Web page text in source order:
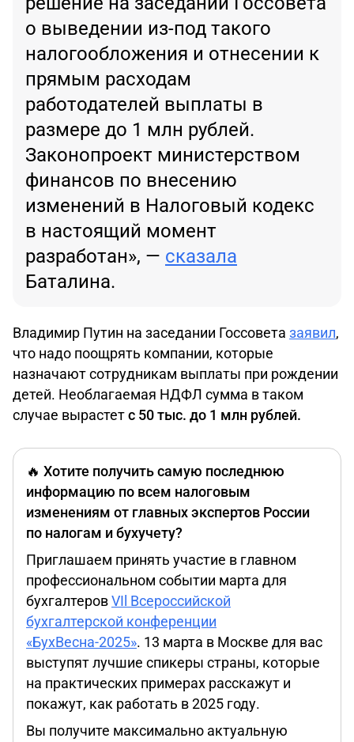
о выведении из-под такого
налогообложения и отнесении к
прямым расходам
работодателей выплаты в
размере до 1 млн рублей.
Законопроект министерством
финансов по внесению
изменений в Налоговый кодекс
в настоящий момент
разработан», — сказала
Баталина.
Владимир Путин на заседании Госсовета заявил,
что надо поощрять компании, которые
назначают сотрудникам выплаты при рождении
детей. Необлагаемая НДФЛ сумма в таком
случае вырастетс 50 тыс. до 1 млн рублей.
🔥 Хотите получить самую последнюю
информацию по всем налоговым
изменениям от главных экспертов России
по налогам и бухучету?
Приглашаем принять участие в главном
профессиональном событии марта для
бухгалтеровVIl Всероссийской
бухгалтерской конференции
«БухВесна-2025». 13 марта в Москве для вас
выступят лучшие спикеры страны, которые
на практических примерах расскажут и
покажут, как работать в 2025 году.
Вы получите максимально актуальную